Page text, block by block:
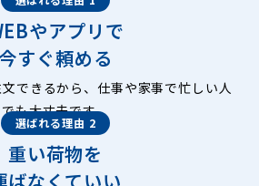
やアプリで
すぐ頼める
できるから、仕事や家事で忙しい人
でも大丈夫です。
選ばれる理由 2
重い荷物を